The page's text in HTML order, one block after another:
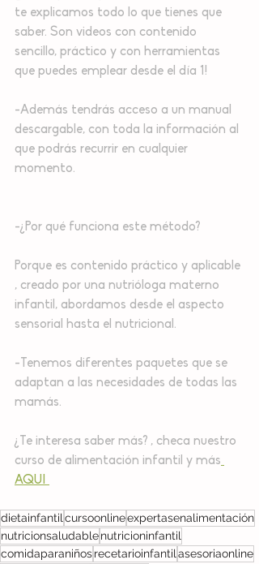
te explicamos todo lo que tienes que
saber. Son videos con contenido
sencillo, práctico y con herramientas
que puedes emplear desde el día 1!⁣⁣
-Además tendrás acceso a un manual
descargable, con toda la información al
que podrás recurrir en cualquier
momento.⁣⁣
-¿Por qué funciona este método?⁣⁣
Porque es contenido práctico y aplicable
, creado por una nutrióloga materno
infantil, abordamos desde el aspecto
sensorial hasta el nutricional.⁣⁣
-Tenemos diferentes paquetes que se
adaptan a las necesidades de todas las
mamás.⁣⁣
¿Te interesa saber más?⁣⁣ , checa nuestro
curso de alimentación infantil y más
AQUI
dietainfantil cursoonlineexpertasenalimentación
nutricionsaludablenutricioninfantil
comidaparaniñosrecetarioinfantil asesoriaonline